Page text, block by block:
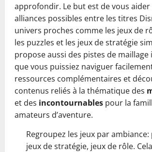
approfondir. Le but est de vous aider
alliances possibles entre les titres
univers proches comme les jeux de
les puzzles et les jeux de stratégie
propose aussi des pistes de
que vous puissiez naviguer
ressources complémentaires et
contenus reliés à la thématique des
et des incontournables pour la
amateurs d’aventure.
Regroupez les jeux par ambiance:
jeux de stratégie, jeux de rôle.